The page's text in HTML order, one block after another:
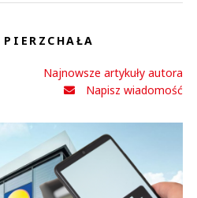
Najnowsze artykuły autora
Napisz wiadomość